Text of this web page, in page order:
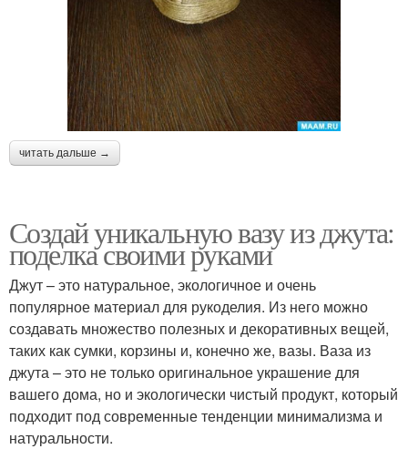
читать дальше →
Создай уникальную вазу из джута:
поделка своими руками
Джут – это натуральное, экологичное и очень
популярное материал для рукоделия. Из него можно
создавать множество полезных и декоративных вещей,
таких как сумки, корзины и, конечно же, вазы. Ваза из
джута – это не только оригинальное украшение для
вашего дома, но и экологически чистый продукт, который
подходит под современные тенденции минимализма и
натуральности.